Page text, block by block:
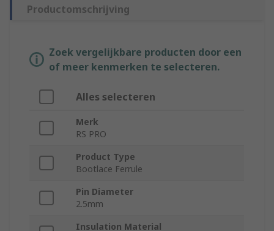
Productomschrijving
Zoek vergelijkbare producten door een
of meer kenmerken te selecteren.
Alles selecteren
Merk
RS PRO
Product Type
Bootlace Ferrule
Pin Diameter
2.5mm
Insulation Material